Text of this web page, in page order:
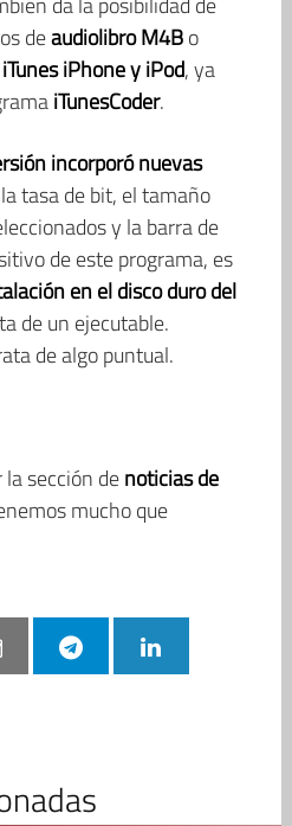
deaudiolibro M4Bo
iTunes iPhone y iPod, ya
iTunesCoder.
incorporó nuevas
tasa de bit, el tamaño
y la barra de
de este programa, es
en el disco duro del
de un ejecutable.
de algo puntual.
sección denoticias de
mucho que